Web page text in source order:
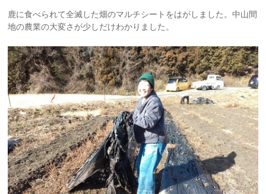
鹿に食べられて全滅した畑のマルチシートをはがしました。中山間
地の農業の大変さが少しだけわかりました。